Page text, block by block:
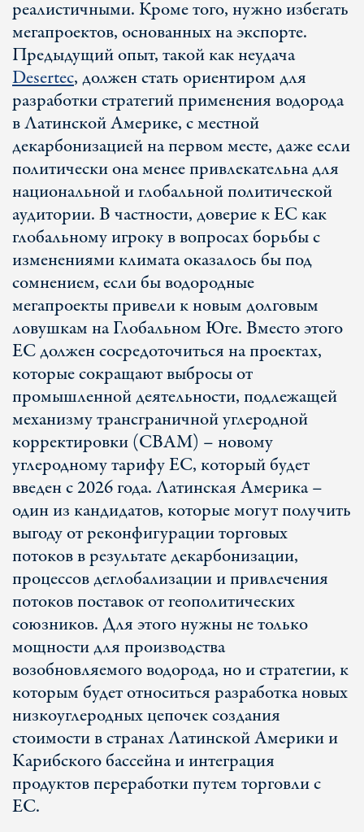
реалистичными. Кроме того, нужно избегать
мегапроектов, основанных на экспорте.
Предыдущий опыт, такой как неудача
Desertec, должен стать ориентиром для
разработки стратегий применения водорода
в Латинской Америке, с местной
декарбонизацией на первом месте, даже если
политически она менее привлекательна для
национальной и глобальной политической
аудитории. В частности, доверие к ЕС как
глобальному игроку в вопросах борьбы с
изменениями климата оказалось бы под
сомнением, если бы водородные
мегапроекты привели к новым долговым
ловушкам на Глобальном Юге. Вместо этого
ЕС должен сосредоточиться на проектах,
которые сокращают выбросы от
промышленной деятельности, подлежащей
механизму трансграничной углеродной
корректировки (CBAM) – новому
углеродному тарифу ЕС, который будет
введен с 2026 года. Латинская Америка –
один из кандидатов, которые могут получить
выгоду от реконфигурации торговых
потоков в результате декарбонизации,
процессов деглобализации и привлечения
потоков поставок от геополитических
союзников. Для этого нужны не только
мощности для производства
возобновляемого водорода, но и стратегии, к
которым будет относиться разработка новых
низкоуглеродных цепочек создания
стоимости в странах Латинской Америки и
Карибского бассейна и интеграция
продуктов переработки путем торговли с
ЕС.